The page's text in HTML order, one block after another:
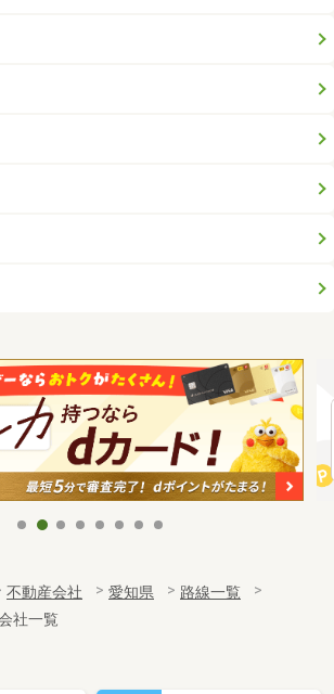
不動産会社 愛知県
路線一覧
社一覧